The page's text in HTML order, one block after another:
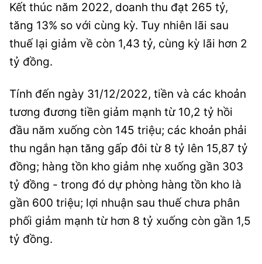
Kết thúc năm 2022, doanh thu đạt 265 tỷ,
tăng 13% so với cùng kỳ. Tuy nhiên lãi sau
thuế lại giảm về còn 1,43 tỷ, cùng kỳ lãi hơn 2
tỷ đồng.
Tính đến ngày 31/12/2022, tiền và các khoản
tương đương tiền giảm mạnh từ 10,2 tỷ hồi
đầu năm xuống còn 145 triệu; các khoản phải
thu ngắn hạn tăng gấp đôi từ 8 tỷ lên 15,87 tỷ
đồng; hàng tồn kho giảm nhẹ xuống gần 303
tỷ đồng - trong đó dự phòng hàng tồn kho là
gần 600 triệu; lợi nhuận sau thuế chưa phân
phối giảm mạnh từ hơn 8 tỷ xuống còn gần 1,5
tỷ đồng.